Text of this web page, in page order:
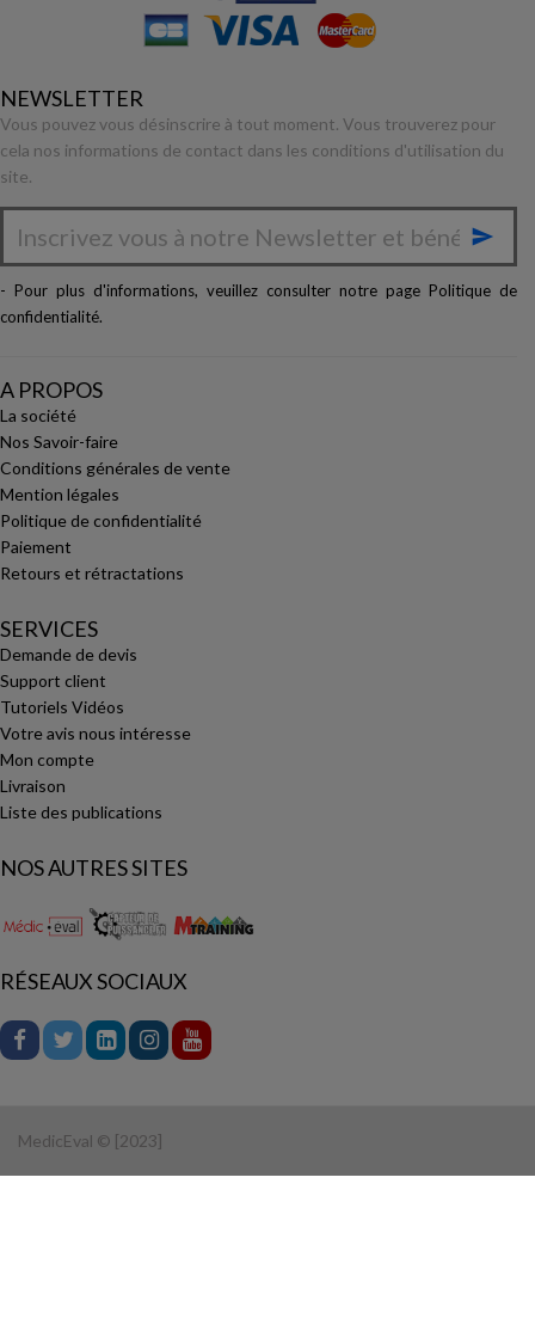
NEWSLETTER
Vous pouvez vous désinscrire à tout moment. Vous trouverez pour
cela nos informations de contact dans les conditions d'utilisation du
site.

- Pour plus d'informations, veuillez consulter notre page Politique de
confidentialité.
A PROPOS
La société
Nos Savoir-faire
Conditions générales de vente
Mention légales
Politique de confidentialité
Paiement
Retours et rétractations
SERVICES
Demande de devis
Support client
Tutoriels Vidéos
Votre avis nous intéresse
Mon compte
Livraison
Liste des publications
NOS AUTRES SITES
RÉSEAUX SOCIAUX
MedicEval © [2023]